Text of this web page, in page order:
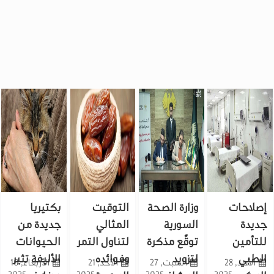
إصلاحات
جديدة
للتأمين
الطبي الأحد, 28
وزارة الصحة
السورية
توقّع مذكرة
لتزويد
السبت, 27
التوقيت
المثالي
لتناول التمر
وفوائدهالأحد, 21
بكتيريا
جديدة من
الحيوانات
الأليفة تثير
الأربعاء, 10